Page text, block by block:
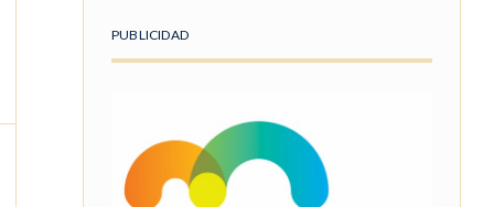
PUBLICIDAD